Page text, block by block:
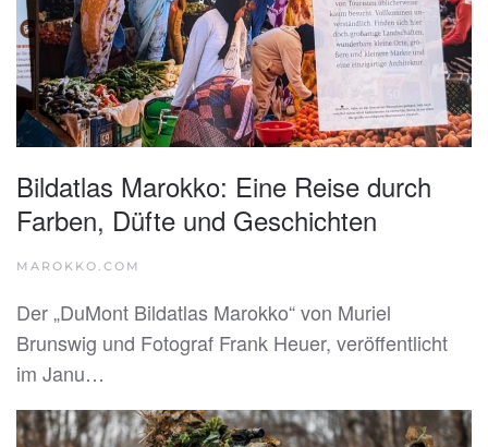
Bildatlas Marokko: Eine Reise durch
Farben, Düfte und Geschichten
MAROKKO.COM
Der „DuMont Bildatlas Marokko“ von Muriel
Brunswig und Fotograf Frank Heuer, veröffentlicht
im Janu…